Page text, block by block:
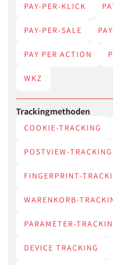
PAY-PER-KLICK
PAY-PER-SALE
PAY PER ACTION
WKZ
Trackingmethoden
COOKIE-TRACKING
POSTVIEW-TRACKING
FINGERPRINT-
WARENKORB-
PARAMETER-
DEVICE TRACKING